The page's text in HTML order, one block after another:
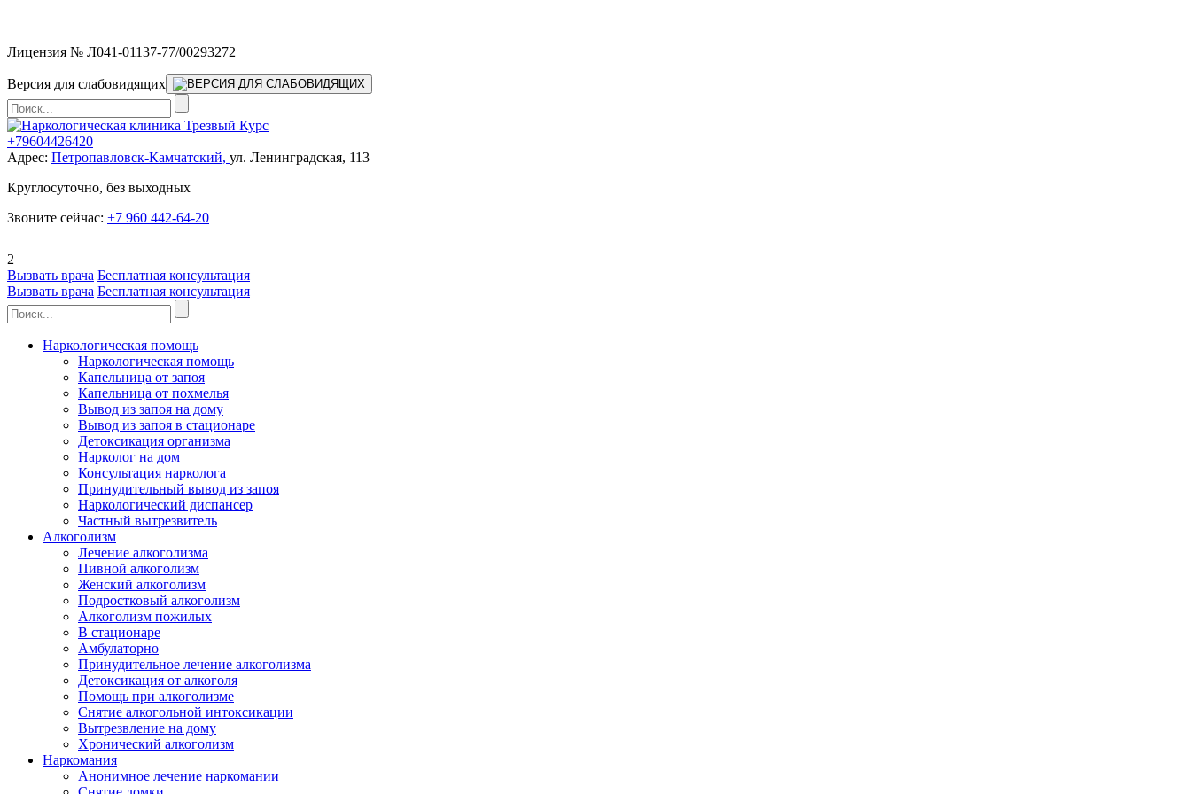
Лицензия № Л041-01137-77/00293272
Версия для слабовидящих
+79604426420
Адрес: Петропавловск-Камчатский, ул. Ленинградская, 113
Круглосуточно, без выходных
Звоните сейчас: +7 960 442-64-20
2
Вызвать врача Бесплатная консультация
Вызвать врача Бесплатная консультация
Наркологическая помощь
Наркологическая помощь
Капельница от запоя
Капельница от похмелья
Вывод из запоя на дому
Вывод из запоя в стационаре
Детоксикация организма
Нарколог на дом
Консультация нарколога
Принудительный вывод из запоя
Наркологический диспансер
Частный вытрезвитель
Алкоголизм
Лечение алкоголизма
Пивной алкоголизм
Женский алкоголизм
Подростковый алкоголизм
Алкоголизм пожилых
В стационаре
Амбулаторно
Принудительное лечение алкоголизма
Детоксикация от алкоголя
Помощь при алкоголизме
Снятие алкогольной интоксикации
Вытрезвление на дому
Хронический алкоголизм
Наркомания
Анонимное лечение наркомании